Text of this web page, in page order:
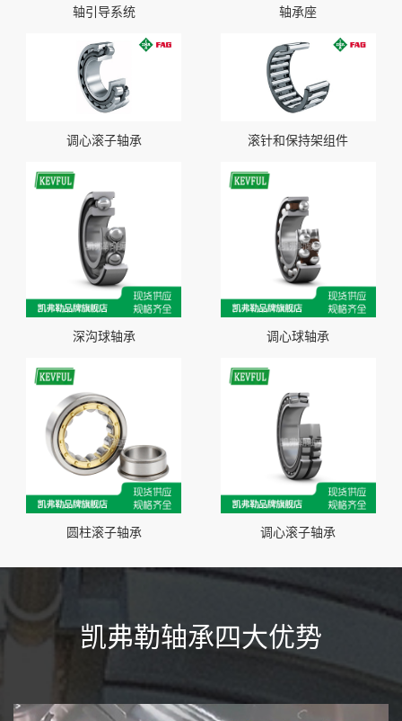
轴引导系统 轴承座
调心滚子轴承 滚针和保持架组件
深沟球轴承 调心球轴承
圆柱滚子轴承 调心滚子轴承
凯弗勒轴承四大优势